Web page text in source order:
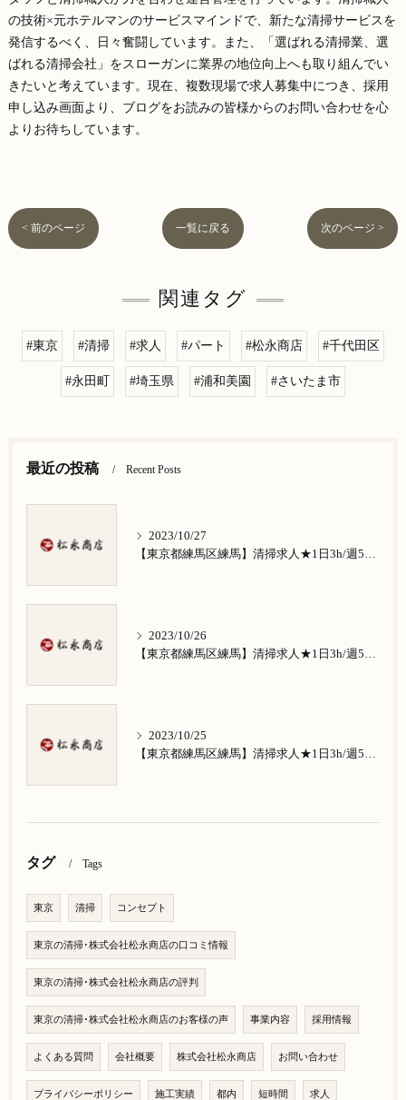
の技術×元ホテルマンのサービスマインドで、新たな清掃サービスを
発信するべく、日々奮闘しています。また、「選ばれる清掃業、選
ばれる清掃会社」をスローガンに業界の地位向上へも取り組んでい
きたいと考えています。現在、複数現場で求人募集中につき、採用
申し込み画面より、ブログをお読みの皆様からのお問い合わせを心
よりお待ちしています。
< 前のページ 一覧に戻る 次のページ >
関連タグ
#東京 #清掃 #求人 #パート #松永商店 #千代田区
#永田町 #埼玉県 #浦和美園 #さいたま市
最近の投稿 Recent Posts
2023/10/27
【東京都練馬区練馬】清掃求人★1日3h/週5日/祝日お休み★谷原在住の方歓迎
2023/10/26
【東京都練馬区練馬】清掃求人★1日3h/週5日/祝日お休み★南田中在住の方歓迎
2023/10/25
【東京都練馬区練馬】清掃求人★1日3h/週5日/祝日お休み★南大泉在住の方歓迎
タグ Tags
東京 清掃 コンセプト
東京の清掃･株式会社松永商店の口コミ情報
東京の清掃･株式会社松永商店の評判
東京の清掃･株式会社松永商店のお客様の声 事業内容 採用情報
よくある質問 会社概要 株式会社松永商店 お問い合わせ
プライバシーポリシー 施工実績 都内 短時間 求人